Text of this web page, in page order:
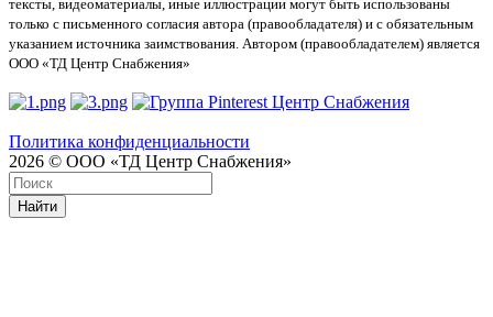
тексты, видеоматериалы, иные иллюстрации могут быть использованы
только с письменного согласия автора (правообладателя) и с обязательным
указанием источника заимствования. Автором (правообладателем) является
ООО «ТД Центр Снабжения»
Политика конфиденциальности
2026 © ООО «ТД Центр Снабжения»
Найти